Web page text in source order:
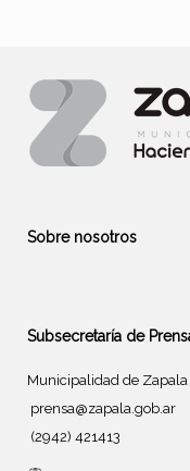
Sobre nosotros
Subsecretaría de
Municipalidad de Zapala
prensa@zapala.gob.ar
(2942) 421413